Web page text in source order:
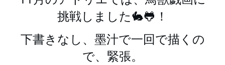
挑戦しました🐇🐸！
下書きなし、墨汁で一回で描くの
で、緊張。